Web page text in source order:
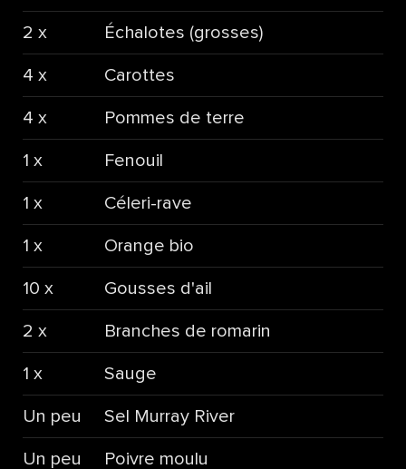
2 x Échalotes (grosses)
4 x Carottes
4 x Pommes de terre
1 x Fenouil
1 x Céleri-rave
1 x Orange bio
10 x Gousses d'ail
2 x Branches de romarin
1 x Sauge
Un peu Sel Murray River
Un peu Poivre moulu